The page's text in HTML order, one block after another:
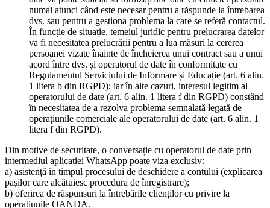
numai atunci când este necesar pentru a răspunde la întrebarea
dvs. sau pentru a gestiona problema la care se referă contactul.
În funcție de situație, temeiul juridic pentru prelucrarea datelor
va fi necesitatea prelucrării pentru a lua măsuri la cererea
persoanei vizate înainte de încheierea unui contract sau a unui
acord între dvs. și operatorul de date în conformitate cu
Regulamentul Serviciului de Informare și Educație (art. 6 alin.
1 litera b din RGPD); iar în alte cazuri, interesul legitim al
operatorului de date (art. 6 alin. 1 litera f din RGPD) constând
în necesitatea de a rezolva problema semnalată legată de
operațiunile comerciale ale operatorului de date (art. 6 alin. 1
litera f din RGPD).
Din motive de securitate, o conversație cu operatorul de date prin
intermediul aplicației WhatsApp poate viza exclusiv:
a) asistență în timpul procesului de deschidere a contului (explicarea
pașilor care alcătuiesc procedura de înregistrare);
b) oferirea de răspunsuri la întrebările clienților cu privire la
operațiunile OANDA.